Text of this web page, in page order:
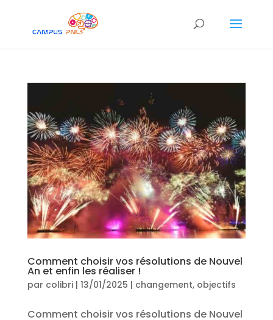
Comment choisir vos résolutions de Nouvel
An et enfin les réaliser !
par colibri| 13/01/2025 | changement, objectifs
Comment choisir vos résolutions de Nouvel